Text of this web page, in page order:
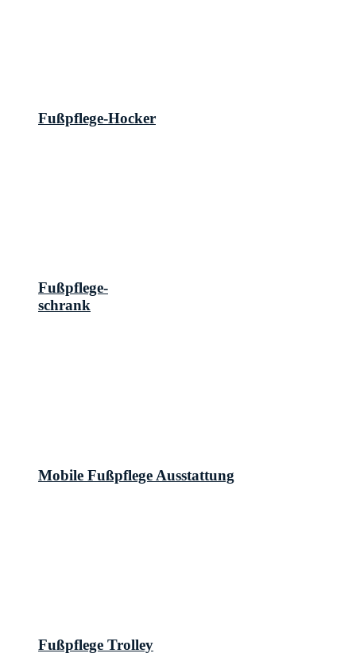
Fußpflege-Hocker
Fußpflege-
schrank
Mobile Fußpflege Ausstattung
Fußpflege Trolley